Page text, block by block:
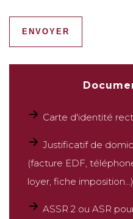
ENVOYER
Carte d'identité
Justificatif de
(facture EDF,
loyer, fiche imposition...)
ASSR 2 ou ASR